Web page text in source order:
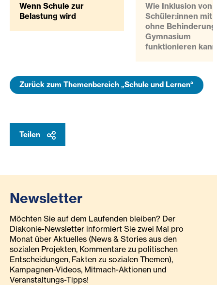
Wenn Schule zur
Belastung wird
Wie Inklusion von
Schüler:innen mit
ohne
Gymnasium
funktionieren kann
Zurück zum Themenbereich „Schule und Lernen“
Teilen
Newsletter
Möchten Sie auf dem Laufenden bleiben? Der
Diakonie-Newsletter informiert Sie zwei Mal pro
Monat über Aktuelles (News & Stories aus den
sozialen Projekten, Kommentare zu politischen
Entscheidungen, Fakten zu sozialen Themen),
Kampagnen-Videos, Mitmach-Aktionen und
Veranstaltungs-Tipps!